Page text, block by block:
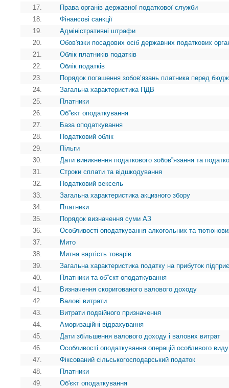
17.
Права органів державної податкової служби
18.
Фінансові санкції
19.
Адміністративні штрафи
20.
Обов'язки посадових осіб державних податкових
21.
Облік платників податків
22.
Облік податків
23.
Порядок погашення зобов’язань платника перед
24.
Загальна характеристика ПДВ
25.
Платники
26.
Об”єкт оподаткування
27.
База оподаткування
28.
Податковий облік
29.
Пільги
30.
Дати виникнення податкового зобов”язання та
31.
Строки сплати та відшкодування
32.
Податковий вексель
33.
Загальна характеристика акцизного збору
34.
Платники
35.
Порядок визначення суми АЗ
36.
Особливості оподаткування алкогольних та
37.
Мито
38.
Митна вартість товарів
39.
Загальна характеристика податку на прибуток
40.
Платники та об”єкт оподаткування
41.
Визначення скоригованого валового доходу
42.
Валові витрати
43.
Витрати подвійного призначення
44.
Аморизаційні відрахування
45.
Дати збільшення валового доходу і валових витрат
46.
Особливості оподаткування операцій особливого виду
47.
Фіксований сільськогосподарський податок
48.
Платники
49.
Об'єкт оподаткування